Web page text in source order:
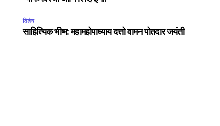
Followers
विशेष
साहित्यिक भीष्म: महामहोपाध्याय दत्तो वामन पोतदार जयंती